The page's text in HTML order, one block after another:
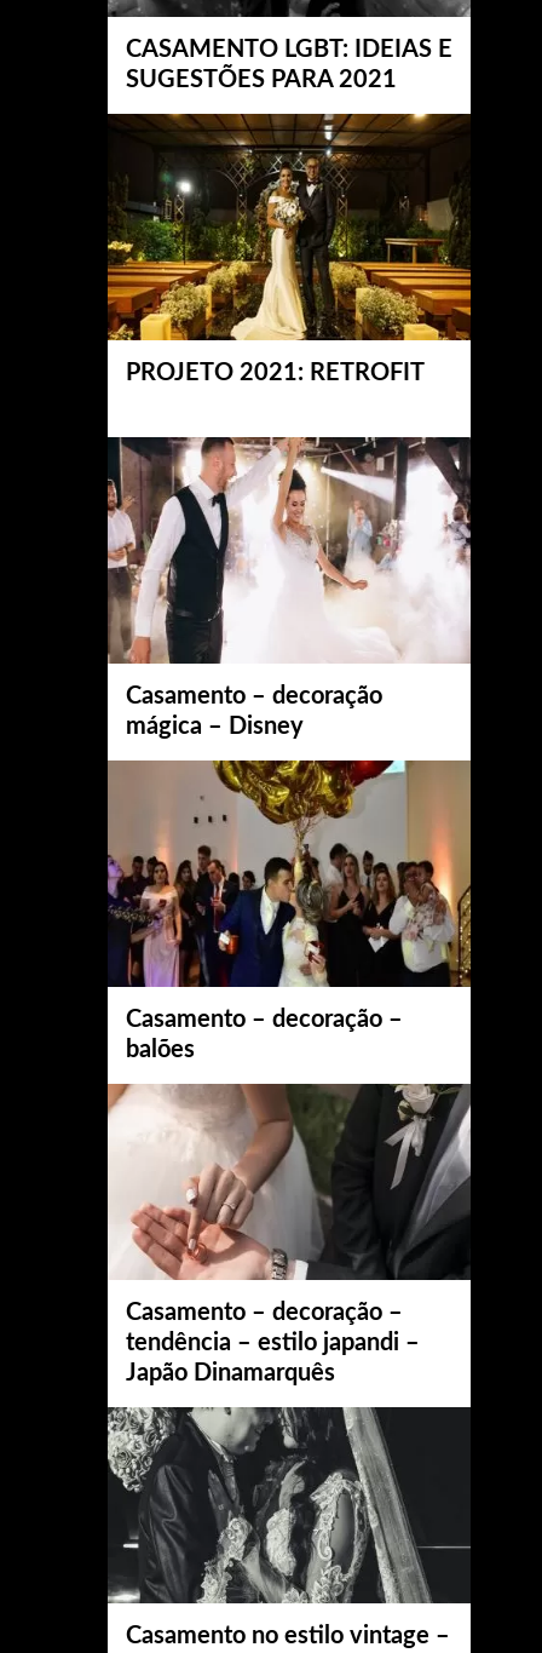
CASAMENTO LGBT: IDEIAS E
SUGESTÕES PARA 2021
PROJETO 2021: RETROFIT
Casamento – decoração
mágica – Disney
Casamento – decoração –
balões
Casamento – decoração –
tendência – estilo japandi –
Japão Dinamarquês
Casamento no estilo vintage –